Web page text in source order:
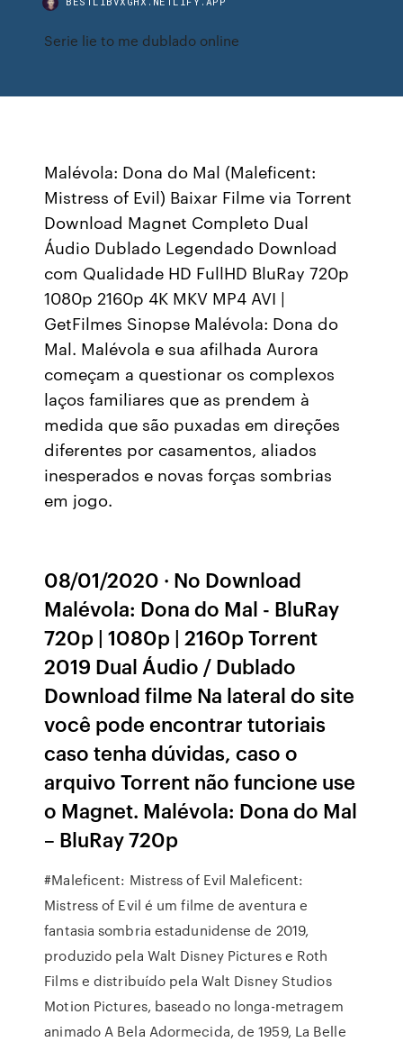
Serie lie to me dublado online
Malévola: Dona do Mal (Maleficent:
Mistress of Evil) Baixar Filme via Torrent
Download Magnet Completo Dual
Áudio Dublado Legendado Download
com Qualidade HD FullHD BluRay 720p
1080p 2160p 4K MKV MP4 AVI |
GetFilmes Sinopse Malévola: Dona do
Mal. Malévola e sua afilhada Aurora
começam a questionar os complexos
laços familiares que as prendem à
medida que são puxadas em direções
diferentes por casamentos, aliados
inesperados e novas forças sombrias
em jogo.
08/01/2020 · No Download
Malévola: Dona do Mal - BluRay
720p | 1080p | 2160p Torrent
2019 Dual Áudio / Dublado
Download filme Na lateral do site
você pode encontrar tutoriais
caso tenha dúvidas, caso o
arquivo Torrent não funcione use
o Magnet. Malévola: Dona do Mal
– BluRay 720p
#Maleficent: Mistress of Evil Maleficent:
Mistress of Evil é um filme de aventura e
fantasia sombria estadunidense de 2019,
produzido pela Walt Disney Pictures e Roth
Films e distribuído pela Walt Disney Studios
Motion Pictures, baseado no longa-metragem
animado A Bela Adormecida, de 1959, La Belle